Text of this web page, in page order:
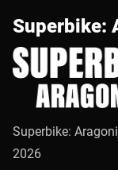
Superbike:
Superbike:
2026